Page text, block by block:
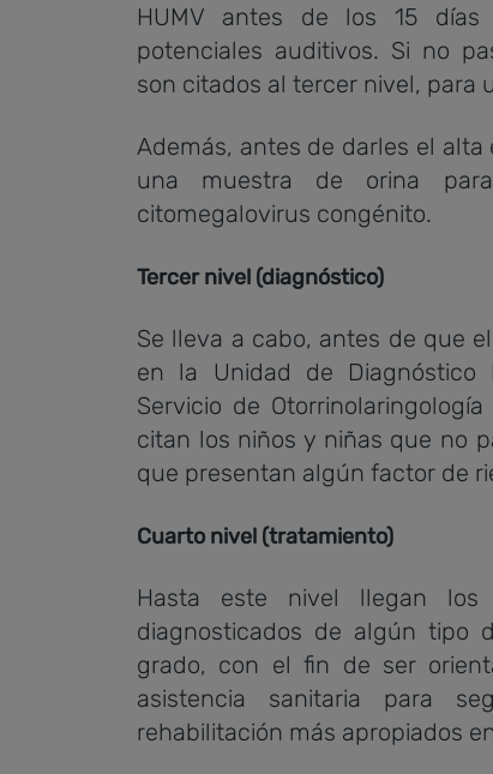
HUMV antes de los 15
potenciales auditivos. Si no
son citados al tercer nivel, para
Además, antes de darles el
una muestra de orina
citomegalovirus congénito.
Tercer nivel (diagnóstico)
Se lleva a cabo, antes de que
en la Unidad de Diagnóstico
Servicio de
citan los niños y niñas que no
que presentan algún factor de
Cuarto nivel (tratamiento)
Hasta este nivel llegan
diagnosticados de algún tipo
grado, con el fin de ser
asistencia sanitaria para
rehabilitación más apropiados